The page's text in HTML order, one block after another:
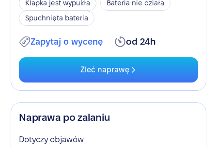
Klapka jest wypukła
Bateria nie działa
Spuchnięta bateria
Zapytaj o wycenę od 24h
Zleć naprawę
Naprawa po zalaniu
Dotyczy objawów